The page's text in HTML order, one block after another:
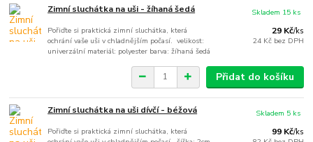
Zimní sluchátka na uši - žíhaná šedá
Pořiďte si praktická zimní sluchátka, která
ochrání vaše uši v chladnějším počasí. velikost:
univerzální materiál: polyester barva: žíhaná šedá
29 Kč/ks
24 Kč bez DPH
Skladem 15 ks
Přidat do košíku
Zimní sluchátka na uši dívčí - béžová
Pořiďte si praktická zimní sluchátka, která
99 Kč/ks
Skladem 5 ks